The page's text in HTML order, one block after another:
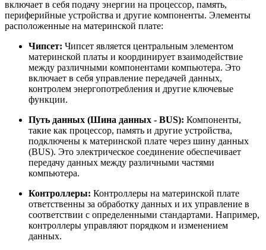
включает в себя подачу энергии на процессор, память,
периферийные устройства и другие компоненты. Элементы
расположенные на материнской плате:
Чипсет: Чипсет является центральным элементом
материнской платы и координирует взаимодействие
между различными компонентами компьютера. Это
включает в себя управление передачей данных,
контролем энергопотребления и другие ключевые
функции.
Путь данных (Шина данных - BUS): Компоненты,
такие как процессор, память и другие устройства,
подключены к материнской плате через шину данных
(BUS). Это электрическое соединение обеспечивает
передачу данных между различными частями
компьютера.
Контроллеры: Контроллеры на материнской плате
ответственны за обработку данных и их управление в
соответствии с определенными стандартами. Например,
контроллеры управляют порядком и изменением
данных.